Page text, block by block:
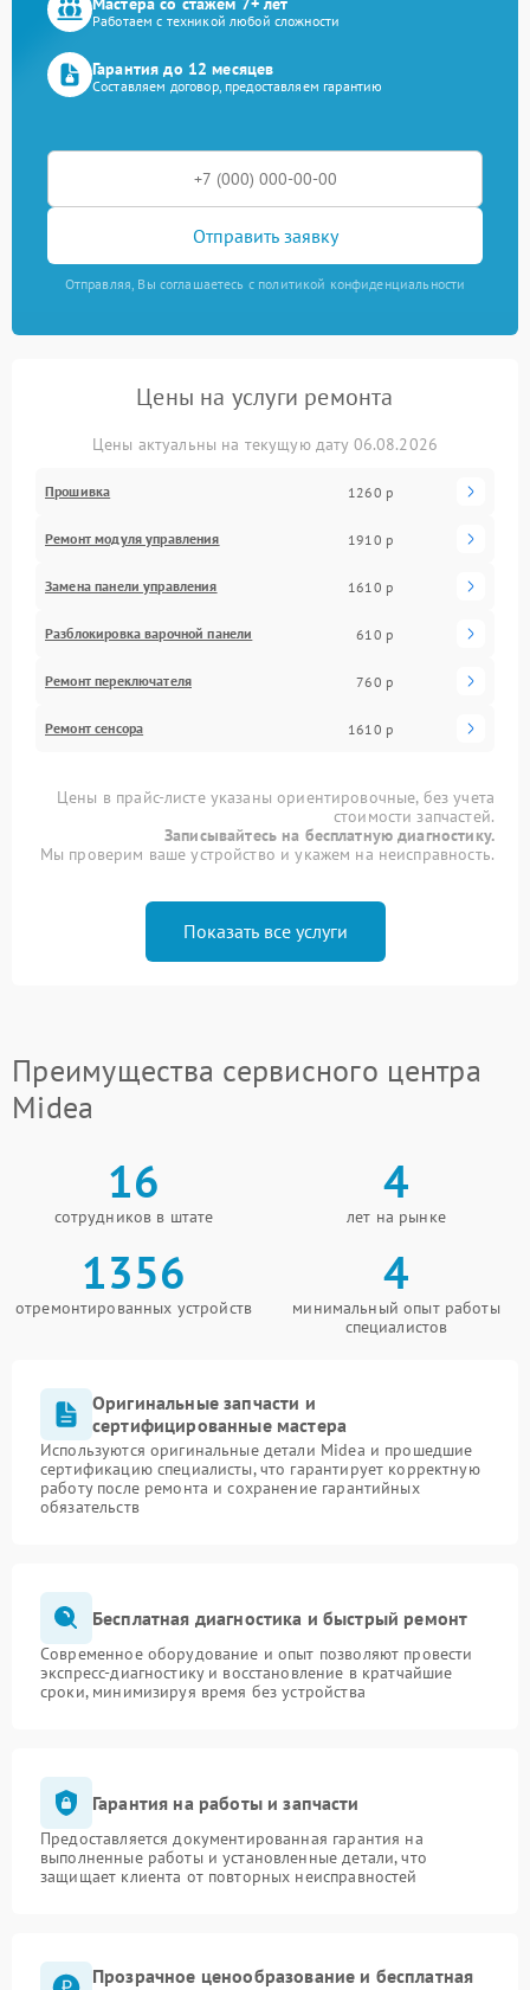
Работаем с техникой любой сложности
Гарантия до 12 месяцев
Составляем договор, предоставляем гарантию
Отправить заявку
Отправляя, Вы соглашаетесь с политикой конфиденциальности
Цены на услуги ремонта
Цены актуальны на текущую дату 06.08.2026
Прошивка 1260 р
Ремонт модуля управления 1910 р
Замена панели управления 1610 р
Разблокировка варочной панели 610 р
Ремонт переключателя 760 р
Ремонт сенсора 1610 р
Цены в прайс-листе указаны ориентировочные, без учета
стоимости запчастей.
Записывайтесь на бесплатную диагностику.
Мы проверим ваше устройство и укажем на неисправность.
Показать все услуги
Преимущества сервисного центра
Midea
16
сотрудников в штате
4
лет на рынке
1356
отремонтированных устройств
4
минимальный опыт работы
специалистов
Оригинальные запчасти и
сертифицированные мастера
Используются оригинальные детали Midea и прошедшие
сертификацию специалисты, что гарантирует корректную
работу после ремонта и сохранение гарантийных
обязательств
Бесплатная диагностика и быстрый ремонт
Современное оборудование и опыт позволяют провести
экспресс-диагностику и восстановление в кратчайшие
сроки, минимизируя время без устройства
Гарантия на работы и запчасти
Предоставляется документированная гарантия на
выполненные работы и установленные детали, что
защищает клиента от повторных неисправностей
Прозрачное ценообразование и бесплатная